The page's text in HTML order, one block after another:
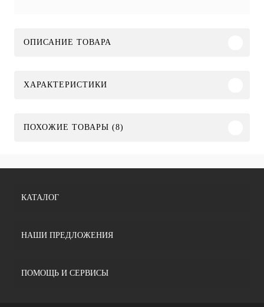
ОПИСАНИЕ ТОВАРА
ХАРАКТЕРИСТИКИ
ПОХОЖИЕ ТОВАРЫ (8)
КАТАЛОГ
НАШИ ПРЕДЛОЖЕНИЯ
ПОМОЩЬ И СЕРВИСЫ